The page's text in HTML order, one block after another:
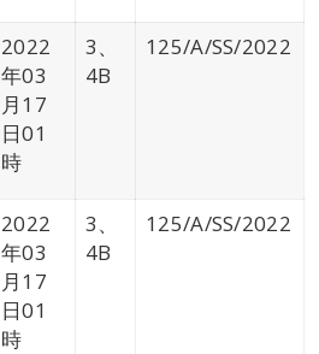
2022
年03
月17
日01
時
3、
4B
125/A/SS/2022
2022
年03
月17
日01
時
3、
4B
125/A/SS/2022